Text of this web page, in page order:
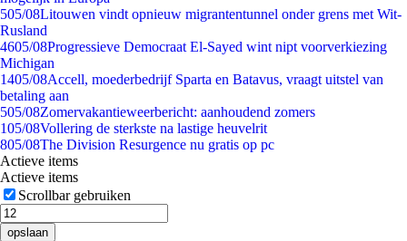
505/08Litouwen vindt opnieuw migrantentunnel onder grens met Wit-
Rusland
4605/08Progressieve Democraat El-Sayed wint nipt voorverkiezing
Michigan
1405/08Accell, moederbedrijf Sparta en Batavus, vraagt uitstel van
betaling aan
505/08Zomervakantieweerbericht: aanhoudend zomers
105/08Vollering de sterkste na lastige heuvelrit
805/08The Division Resurgence nu gratis op pc
Actieve items
Actieve items
Scrollbar gebruiken
opslaan